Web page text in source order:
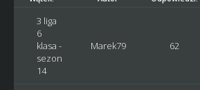
3 liga
6
klasa -
sezon
14
Marek79 62